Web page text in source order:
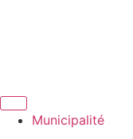
Municipalité